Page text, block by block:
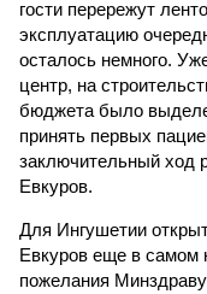
гости перережут
эксплуатацию
осталось немного.
центр, на
бюджета было
принять первых
заключительный ход
Евкуров.
Для Ингушетии
Евкуров еще в самом
пожелания